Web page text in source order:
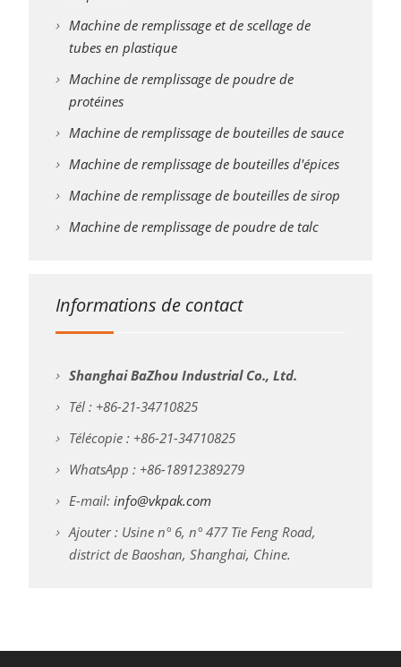
Machine de remplissage et de scellage de
tubes en plastique
Machine de remplissage de poudre de
protéines
Machine de remplissage de bouteilles de sauce
Machine de remplissage de bouteilles d'épices
Machine de remplissage de bouteilles de sirop
Machine de remplissage de poudre de talc
Informations de contact
Shanghai BaZhou Industrial Co., Ltd.
Tél : +86-21-34710825
Télécopie : +86-21-34710825
WhatsApp : +86-18912389279
E-mail: info@vkpak.com
Ajouter : Usine n° 6, n° 477 Tie Feng Road,
district de Baoshan, Shanghai, Chine.